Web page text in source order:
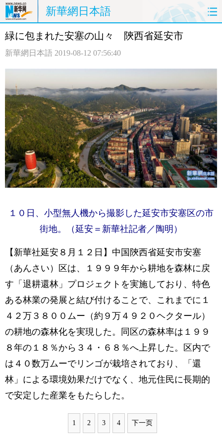
新華網日本語
ホームページ 政治 経済
観光 評論 写真
中日対訳
緑に包まれた安塞の山々 陝西省延安市
新華網日本語 2019-08-12 07:56:40
１０日、小型無人機から撮影した延安市安塞区の市
街地。（延安＝新華社記者／陶明）
【新華社延安８月１２日】中国陝西省延安市安塞
（あんさい）区は、１９９９年から耕地を森林に戻
す「退耕還林」プロジェクトを実施しており、特色
ある林業の発展と結び付けることで、これまでに１
４２万３８００ムー（約９万４９２０ヘクタール）
の耕地の森林化を実現した。同区の森林率は１９９
８年の１８％から３４・６８％へ上昇した。区内で
は４０数万ムーでリンゴが栽培されており、「還
林」による環境効果だけでなく、地元住民に長期的
で安定した産業をもたらした。
1 2 3 4 下一页